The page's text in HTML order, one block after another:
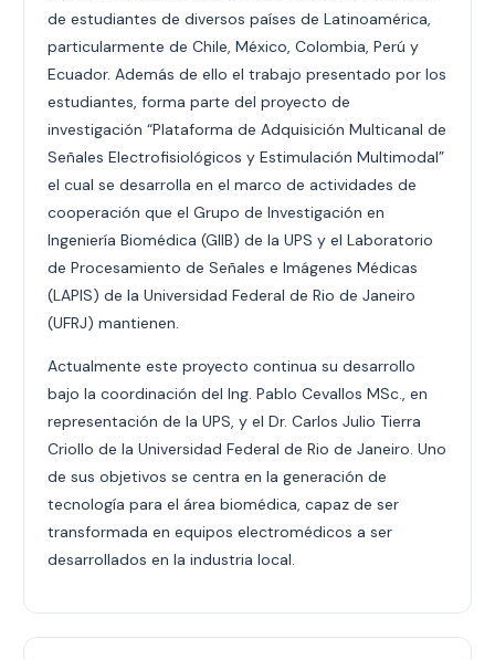
de estudiantes de diversos países de Latinoamérica,
particularmente de Chile, México, Colombia, Perú y
Ecuador. Además de ello el trabajo presentado por los
estudiantes, forma parte del proyecto de
investigación “Plataforma de Adquisición Multicanal de
Señales Electrofisiológicos y Estimulación Multimodal”
el cual se desarrolla en el marco de actividades de
cooperación que el Grupo de Investigación en
Ingeniería Biomédica (GIIB) de la UPS y el Laboratorio
de Procesamiento de Señales e Imágenes Médicas
(LAPIS) de la Universidad Federal de Rio de Janeiro
(UFRJ) mantienen.
Actualmente este proyecto continua su desarrollo
bajo la coordinación del Ing. Pablo Cevallos MSc., en
representación de la UPS, y el Dr. Carlos Julio Tierra
Criollo de la Universidad Federal de Rio de Janeiro. Uno
de sus objetivos se centra en la generación de
tecnología para el área biomédica, capaz de ser
transformada en equipos electromédicos a ser
desarrollados en la industria local.